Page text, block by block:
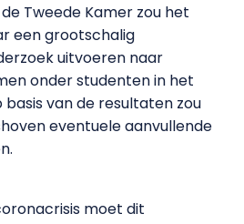
Tweede Kamer zou het
een grootschalig
uitvoeren naar
onder studenten in het
basis van de resultaten zou
eventuele aanvullende
moet dit